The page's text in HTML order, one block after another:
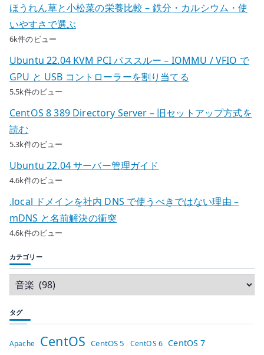
ほうれん草と小松菜の栄養比較 – 鉄分・カルシウム・使
いやすさで選ぶ
6k件のビュー
Ubuntu 22.04 KVM PCI パススルー – IOMMU / VFIO で
GPU と USB コントローラーを割り当てる
5.5k件のビュー
CentOS 8 389 Directory Server – 旧セットアップ方式を
読む
5.3k件のビュー
Ubuntu 22.04 サーバー管理ガイド
4.6k件のビュー
.local ドメインを社内 DNS で使うべきではない理由 –
mDNS と名前解決の衝突
4.6k件のビュー
カテゴリー
タグ
Apache CentOS CentOS 5 CentOS 6 CentOS 7